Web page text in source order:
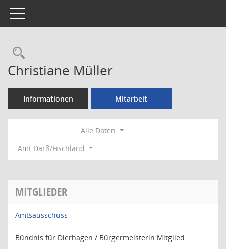
Toggle navigation
Rechercheauswahl
Christiane Müller
Informationen Mitarbeit
Alle Daten
Amt Darß/Fischland
MITGLIEDER
Amtsausschuss
Bündnis für Dierhagen / Bürgermeisterin Mitglied